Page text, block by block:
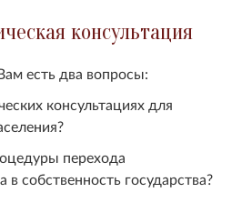
консультация
есть два вопросы:
консультациях для
перехода
собственность государства?